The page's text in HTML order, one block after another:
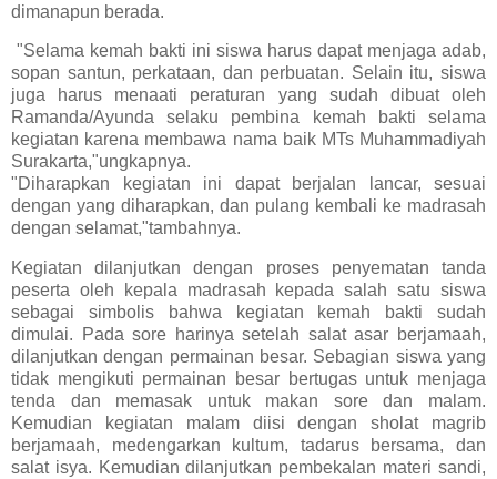
dimanapun berada.
"Selama kemah bakti ini siswa harus dapat menjaga adab,
sopan santun, perkataan, dan perbuatan. Selain itu, siswa
juga harus menaati peraturan yang sudah dibuat oleh
Ramanda/Ayunda selaku pembina kemah bakti selama
kegiatan karena membawa nama baik MTs Muhammadiyah
Surakarta,"ungkapnya.
"Diharapkan kegiatan ini dapat berjalan lancar, sesuai
dengan yang diharapkan, dan pulang kembali ke madrasah
dengan selamat,"tambahnya.
Kegiatan dilanjutkan dengan proses penyematan tanda
peserta oleh kepala madrasah kepada salah satu siswa
sebagai simbolis bahwa kegiatan kemah bakti sudah
dimulai. Pada sore harinya setelah salat asar berjamaah,
dilanjutkan dengan permainan besar. Sebagian siswa yang
tidak mengikuti permainan besar bertugas untuk menjaga
tenda dan memasak untuk makan sore dan malam.
Kemudian kegiatan malam diisi dengan sholat magrib
berjamaah, medengarkan kultum, tadarus bersama, dan
salat isya. Kemudian dilanjutkan pembekalan materi sandi,